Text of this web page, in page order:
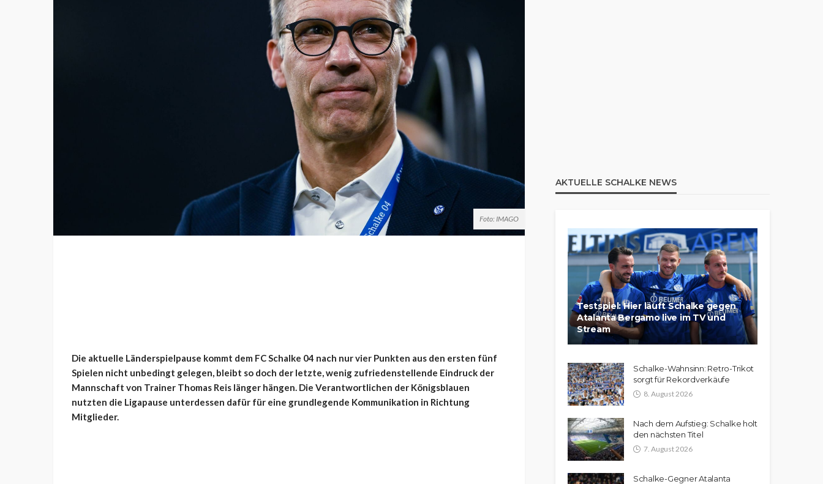
Foto: IMAGO
Die aktuelle Länderspielpause kommt dem FC Schalke 04 nach nur vier Punkten aus den ersten fünf
Spielen nicht unbedingt gelegen, bleibt so doch der letzte, wenig zufriedenstellende Eindruck der
Mannschaft von Trainer Thomas Reis länger hängen. Die Verantwortlichen der Königsblauen
nutzten die Ligapause unterdessen dafür für eine grundlegende Kommunikation in Richtung
Mitglieder.
AKTUELLE SCHALKE NEWS
Testspiel: Hier läuft Schalke gegen
Atalanta Bergamo live im TV und
Stream
Schalke-Wahnsinn: Retro-Trikot
sorgt für Rekordverkäufe
8. August 2026
Nach dem Aufstieg: Schalke holt
den nächsten Titel
7. August 2026
Schalke-Gegner Atalanta